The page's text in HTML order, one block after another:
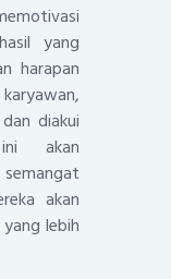
yang
harapan
diakui
akan
akan
lebih